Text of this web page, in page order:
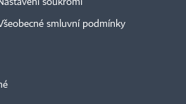
soukromí
smluvní podmínky